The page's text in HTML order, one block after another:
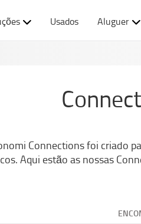
Usados Aluguer
Connections foi criado
Aqui estão as nossas